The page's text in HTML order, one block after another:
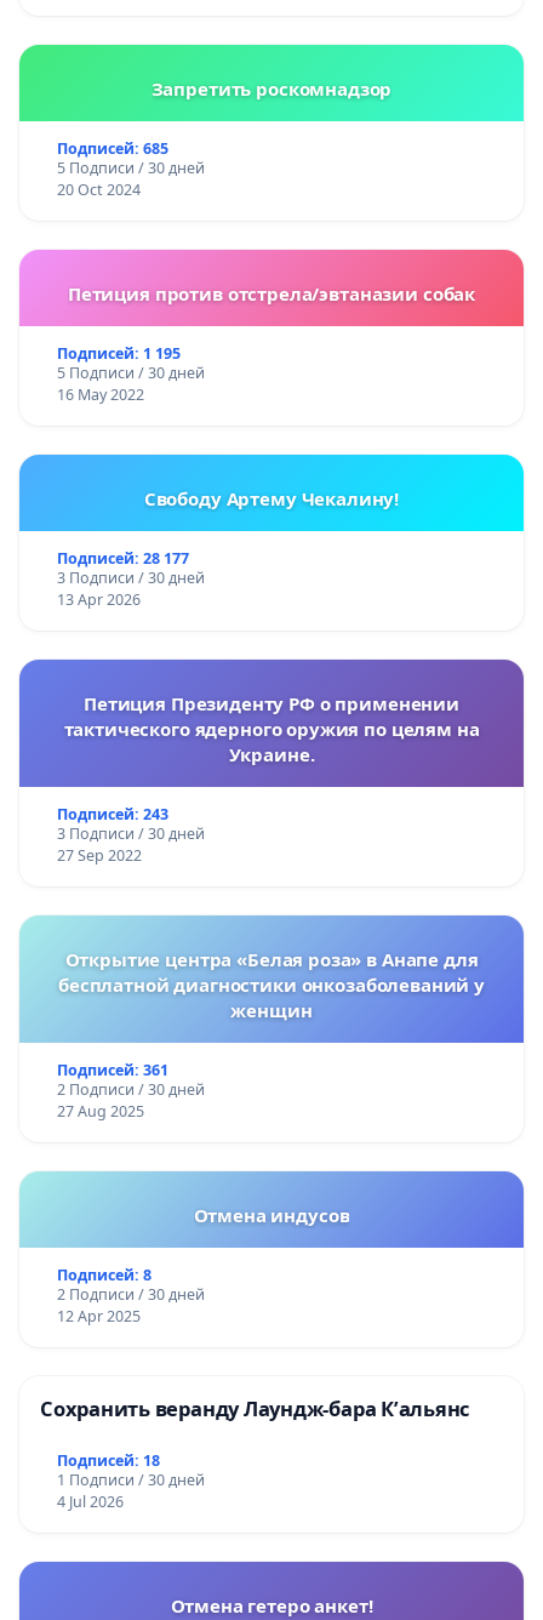
Запретить роскомнадзор
Подписей: 685
5 Подписи / 30 дней
20 Oct 2024
Петиция против отстрела/эвтаназии собак
Подписей: 1 195
5 Подписи / 30 дней
16 May 2022
Свободу Артему Чекалину!
Подписей: 28 177
3 Подписи / 30 дней
13 Apr 2026
Петиция Президенту РФ о применении
тактического ядерного оружия по целям на
Украине.
Подписей: 243
3 Подписи / 30 дней
27 Sep 2022
Открытие центра «Белая роза» в Анапе для
бесплатной диагностики онкозаболеваний у
женщин
Подписей: 361
2 Подписи / 30 дней
27 Aug 2025
Отмена индусов
Подписей: 8
2 Подписи / 30 дней
12 Apr 2025
Сохранить веранду Лаундж-бара К’альянс
Подписей: 18
1 Подписи / 30 дней
4 Jul 2026
Отмена гетеро анкет!